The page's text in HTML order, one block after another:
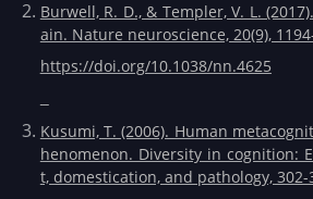
Burwell, R. D., & Templer, V. L.
ain. Nature neuroscience, 20(9),
https://doi.org/10.1038/nn.4625
Kusumi, T. (2006). Human
henomenon. Diversity in cognition:
t, domestication, and pathology, 302-